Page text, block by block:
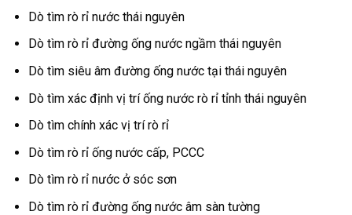
Dò tìm rò rỉ nước thái nguyên
Dò tìm rò rỉ đường ống nước ngầm thái nguyên
Dò tìm siêu âm đường ống nước tại thái nguyên
Dò tìm xác định vị trí ống nước rò rỉ tỉnh thái nguyên
Dò tìm chính xác vị trí rò rỉ
Dò tìm rò rỉ ống nước cấp, PCCC
Dò tìm rò rỉ nước ở sóc sơn
Dò tìm rò rỉ đường ống nước âm sàn tường